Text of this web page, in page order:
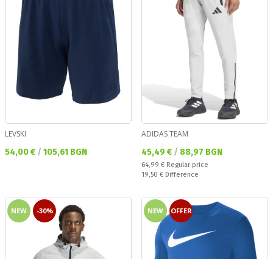
LEVSKI
Текуща цена:
54,00 € / 105,61 BGN
ADIDAS TEAM
Текуща цена:
45,49 € / 88,97 BGN
Regular price:
64,99 € Regular price
Спестявате:
19,50 € Difference
NEW -30% NEW OFFER